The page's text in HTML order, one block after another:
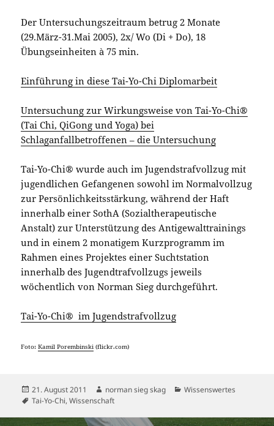
Der Untersuchungszeitraum betrug 2 Monate
(29.März-31.Mai 2005), 2x/ Wo (Di + Do), 18
Übungseinheiten à 75 min.
Einführung in diese Tai-Yo-Chi Diplomarbeit
Untersuchung zur Wirkungsweise von Tai-Yo-Chi®
(Tai Chi, QiGong und Yoga) bei
Schlaganfallbetroffenen – die Untersuchung
Tai-Yo-Chi® wurde auch im Jugendstrafvollzug mit
jugendlichen Gefangenen sowohl im Normalvollzug
zur Persönlichkeitsstärkung, während der Haft
innerhalb einer SothA (Sozialtherapeutische
Anstalt) zur Unterstützung des Antigewalttrainings
und in einem 2 monatigem Kurzprogramm im
Rahmen eines Projektes einer Suchtstation
innerhalb des Jugendtrafvollzugs jeweils
wöchentlich von Norman Sieg durchgeführt.
Tai-Yo-Chi® im Jugendstrafvollzug
Foto:Kamil Porembinski (flickr.com)
Veröffentlicht
am
21. August 2011 Autor
norman sieg skag Kategorien
Wissenswertes
Schlagwörter
Tai-Yo-Chi,Wissenschaft